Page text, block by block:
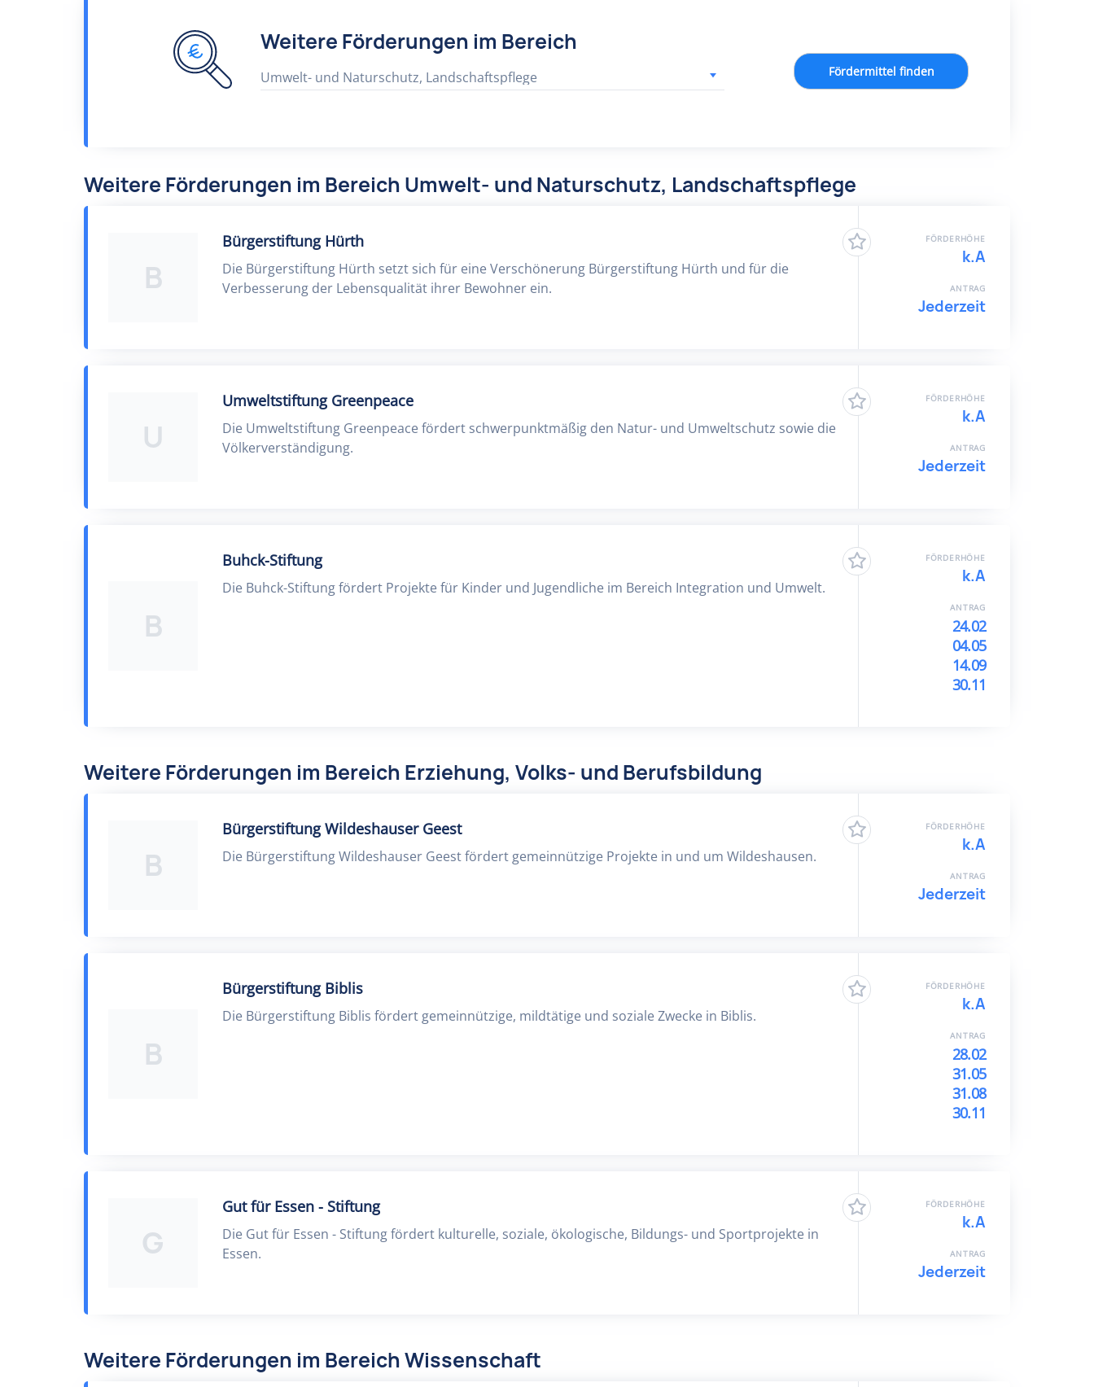
Weitere Förderungen im Bereich
Umwelt- und Naturschutz, Landschaftspflege Fördermittel finden
Weitere Förderungen im Bereich Umwelt- und Naturschutz, Landschaftspflege
B
Bürgerstiftung Hürth
Die Bürgerstiftung Hürth setzt sich für eine Verschönerung Bürgerstiftung Hürth und für die
Verbesserung der Lebensqualität ihrer Bewohner ein.
FÖRDERHÖHE
k.A
ANTRAG
Jederzeit
U
Umweltstiftung Greenpeace
Die Umweltstiftung Greenpeace fördert schwerpunktmäßig den Natur- und Umweltschutz sowie die
Völkerverständigung.
FÖRDERHÖHE
k.A
ANTRAG
Jederzeit
B
Buhck-Stiftung
Die Buhck-Stiftung fördert Projekte für Kinder und Jugendliche im Bereich Integration und Umwelt.
FÖRDERHÖHE
k.A
ANTRAG
24.02
04.05
14.09
30.11
Weitere Förderungen im Bereich Erziehung, Volks- und Berufsbildung
B
Bürgerstiftung Wildeshauser Geest
Die Bürgerstiftung Wildeshauser Geest fördert gemeinnützige Projekte in und um Wildeshausen.
FÖRDERHÖHE
k.A
ANTRAG
Jederzeit
B
Bürgerstiftung Biblis
Die Bürgerstiftung Biblis fördert gemeinnützige, mildtätige und soziale Zwecke in Biblis.
FÖRDERHÖHE
k.A
ANTRAG
28.02
31.05
31.08
30.11
G
Gut für Essen - Stiftung
Die Gut für Essen - Stiftung fördert kulturelle, soziale, ökologische, Bildungs- und Sportprojekte in
Essen.
FÖRDERHÖHE
k.A
ANTRAG
Jederzeit
Weitere Förderungen im Bereich Wissenschaft